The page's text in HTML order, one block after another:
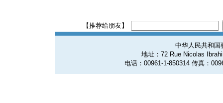
【推荐给朋友】
中华人民共和国
地址：72 Rue Nicolas
电话：00961-1-850314 传真：